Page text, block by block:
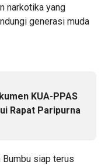
narkotika yang
generasi muda
KUA-PPAS
Rapat Paripurna
Bumbu siap terus